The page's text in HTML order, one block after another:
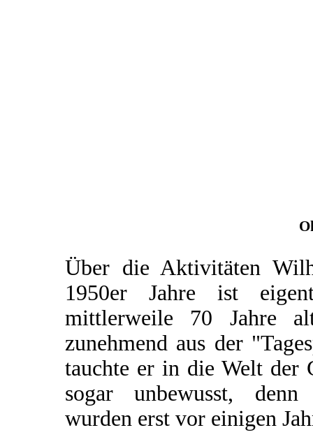
Über die Aktivitäten
1950er Jahre ist
mittlerweile 70 Jahre
zunehmend aus der
tauchte er in die Welt der
sogar unbewusst, denn
wurden erst vor einigen